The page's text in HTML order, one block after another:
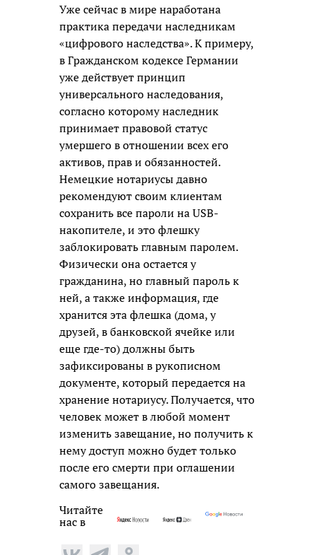
Уже сейчас в мире наработана
практика передачи наследникам
«цифрового наследства». К примеру,
в Гражданском кодексе Германии
уже действует принцип
универсального наследования,
согласно которому наследник
принимает правовой статус
умершего в отношении всех его
активов, прав и обязанностей.
Немецкие нотариусы давно
рекомендуют своим клиентам
сохранить все пароли на USB-
накопителе, и это флешку
заблокировать главным паролем.
Физически она остается у
гражданина, но главный пароль к
ней, а также информация, где
хранится эта флешка (дома, у
друзей, в банковской ячейке или
еще где-то) должны быть
зафиксированы в рукописном
документе, который передается на
хранение нотариусу. Получается, что
человек может в любой момент
изменить завещание, но получить к
нему доступ можно будет только
после его смерти при оглашении
самого завещания.
Читайте
нас в